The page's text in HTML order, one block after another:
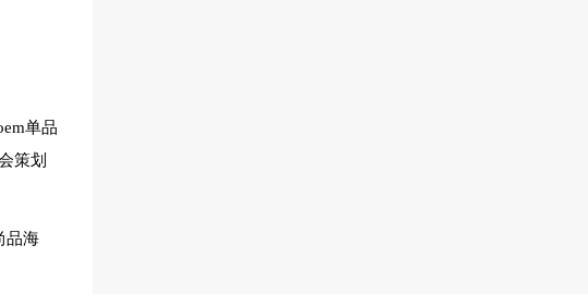
单品
策划
品海